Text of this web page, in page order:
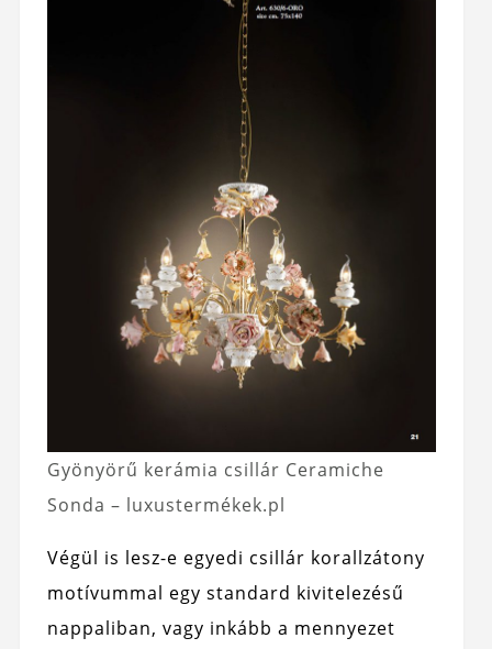
Gyönyörű kerámia csillár Ceramiche
Sonda – luxustermékek.pl
Végül is lesz-e egyedi csillár korallzátony
motívummal egy standard kivitelezésű
nappaliban, vagy inkább a mennyezet